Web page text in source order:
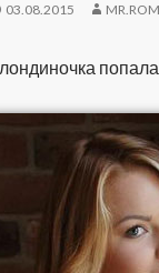
03.08.2015
попала